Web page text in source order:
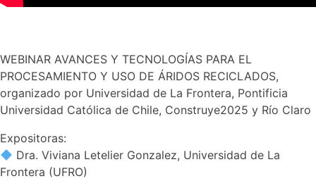
WEBINAR AVANCES Y TECNOLOGÍAS PARA EL
PROCESAMIENTO Y USO DE ÁRIDOS RECICLADOS,
organizado por Universidad de La Frontera, Pontificia
Universidad Católica de Chile, Construye2025 y Río Claro
Expositoras:
Dra. Viviana Letelier Gonzalez, Universidad de La
Frontera (UFRO)